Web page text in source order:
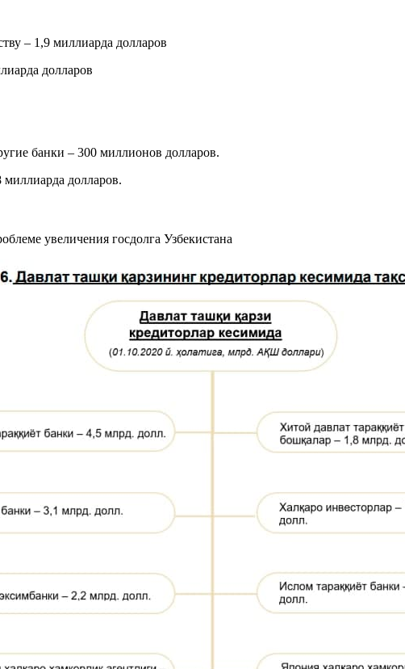
– 1,9 миллиарда долларов
долларов
банки – 300 миллионов долларов.
долларов.
увеличения госдолга Узбекистана